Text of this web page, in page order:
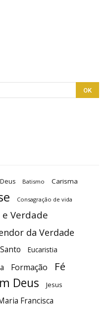
Batismo Carisma
Consagração de vida
Verdade
da Verdade
Eucaristia
Formação Fé
Deus Jesus
Francisca